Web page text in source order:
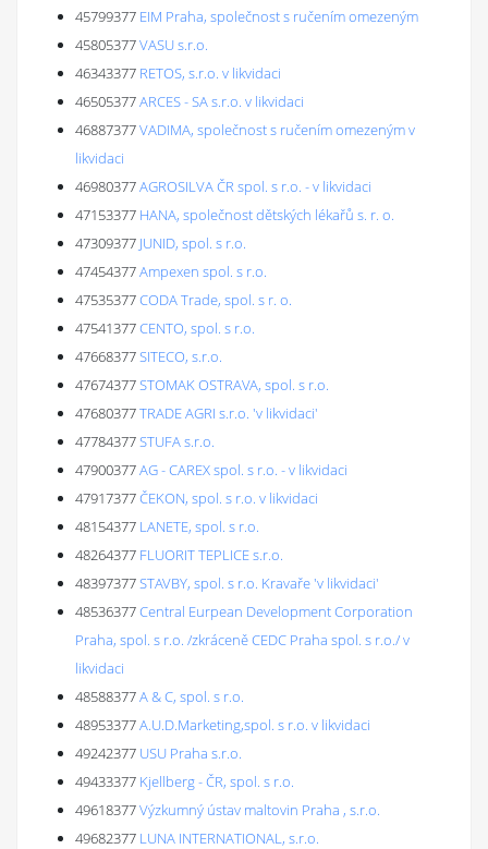
45799377 EIM Praha, společnost s ručením omezeným
45805377VASU s.r.o.
46343377 RETOS, s.r.o. v likvidaci
46505377ARCES - SA s.r.o. v likvidaci
46887377VADIMA, společnost s ručením omezeným v
likvidaci
46980377AGROSILVA ČR spol. s r.o. - v likvidaci
47153377 HANA, společnost dětských lékařů s. r. o.
47309377 JUNID, spol. s r.o.
47454377Ampexen spol. s r.o.
47535377CODA Trade, spol. s r. o.
47541377CENTO, spol. s r.o.
47668377SITECO, s.r.o.
47674377STOMAK OSTRAVA, spol. s r.o.
47680377TRADE AGRI s.r.o. 'v likvidaci'
47784377STUFA s.r.o.
47900377AG - CAREX spol. s r.o. - v likvidaci
47917377ČEKON, spol. s r.o. v likvidaci
48154377 LANETE, spol. s r.o.
48264377 FLUORIT TEPLICE s.r.o.
48397377STAVBY, spol. s r.o. Kravaře 'v likvidaci'
48536377Central Eurpean Development Corporation
Praha, spol. s r.o. /zkráceně CEDC Praha spol. s r.o./ v
likvidaci
48588377A & C, spol. s r.o.
48953377A.U.D.Marketing,spol. s r.o. v likvidaci
49242377 USU Praha s.r.o.
49433377 Kjellberg - ČR, spol. s r.o.
49618377Výzkumný ústav maltovin Praha , s.r.o.
49682377 LUNA INTERNATIONAL, s.r.o.